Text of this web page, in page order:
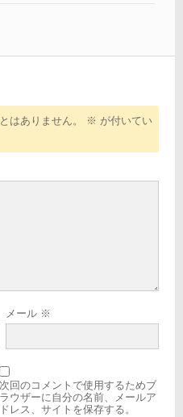
はありません。 ※ が付いてい
メール ※
次回のコメントで使用するためブ
ラウザーに自分の名前、メールア
ドレス、サイトを保存する。